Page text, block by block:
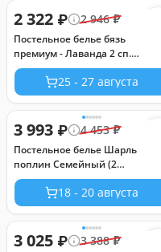
2 322 ₽ 2 946₽
Постельное белье бязь
премиум - Лаванда 2 сп.
(нав.70х70)
25 - 27 августа
3 993 ₽ 4 453₽
Постельное белье Шарль
поплин Семейный (2
пододеяльника) ПОЭТИКА
18 - 20 августа
3 025 ₽ 3 388₽